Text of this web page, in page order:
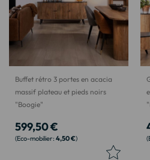
Buffet rétro 3 portes en acacia
massif plateau et pieds noirs
"Boogie"
599,50 €
4,50 €